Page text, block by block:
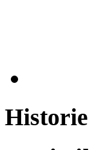
Historie